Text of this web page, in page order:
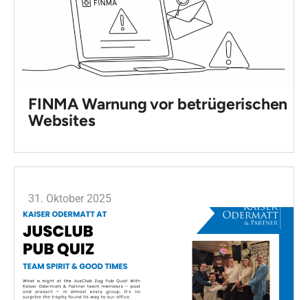
FINMA Warnung vor betrügerischen
Websites
31. Oktober 2025